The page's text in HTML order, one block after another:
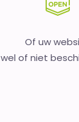
Of uw
wel of niet